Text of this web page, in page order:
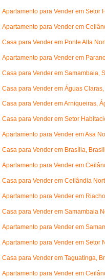
Apartamento para Vender em Setor
Apartamento para Vender em
Casa para Vender em Ponte Alta
Apartamento para Vender em
Casa para Vender em Samambaia,
Casa para Vender em Águas
Casa para Vender em Arniqueiras,
Casa para Vender em Setor
Apartamento para Vender em Asa
Casa para Vender em Brasília,
Apartamento para Vender em
Casa para Vender em Ceilândia
Apartamento para Vender em
Casa para Vender em Samambaia
Apartamento para Vender em
Apartamento para Vender em Setor
Casa para Vender em Taguatinga,
Apartamento para Vender em